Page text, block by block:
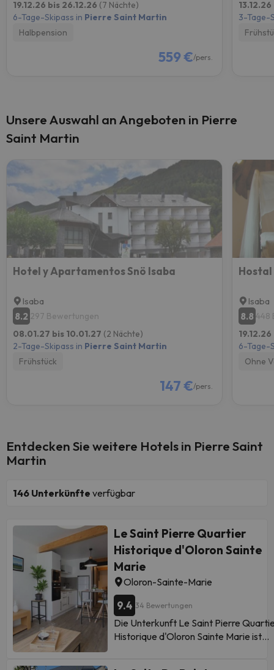
19.12.26 bis 26.12.26 (7 Nächte)
6-Tage-Skipass in Pierre Saint Martin
Halbpension
559 €/pers.
3-Tage-
Unsere Auswahl an Angeboten in Pierre
Saint Martin
Hotel y Apartamentos Snö Isaba
Isaba
8.2 297 Bewertungen
08.01.27 bis 10.01.27 (2 Nächte)
2-Tage-Skipass in Pierre Saint Martin
Frühstück
147 €/pers.
Hostal
Isaba
8.8 448
6-Tage-
Ohne
Entdecken Sie weitere Hotels in Pierre Saint
Martin
146 Unterkünfte verfügbar
Le Saint Pierre Quartier
Historique d'Oloron Sainte
Marie
Oloron-Sainte-Marie
9.4 34 Bewertungen
Die Unterkunft Le Saint Pierre
Historique d'Oloron Sainte Marie ist